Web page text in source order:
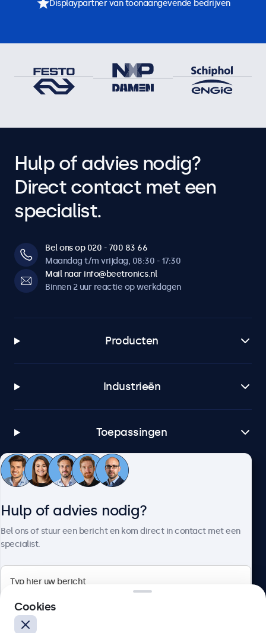
Displaypartner van toonaangevende bedrijven
Hulp of advies nodig?
Direct contact met een
specialist.
Bel ons op 020 - 700 83 66
Maandag t/m vrijdag, 08:30 - 17:30
Mail naar info@beetronics.nl
Binnen 2 uur reactie op werkdagen
Producten
Industrieën
Toepassingen
Klantenservice
Hulp of advies nodig?
Bel ons of stuur een bericht en kom direct in contact met een
specialist.
Cookies